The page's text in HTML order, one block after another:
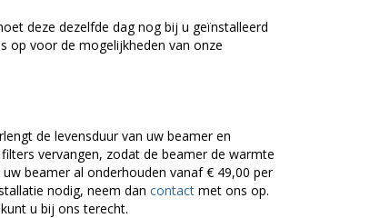
deze dezelfde dag nog bij u geïnstalleerd
op voor de mogelijkheden van onze
de levensduur van uw beamer en
vervangen, zodat de beamer de warmte
beamer al onderhouden vanaf € 49,00 per
nodig, neem dan contact met ons op.
u bij ons terecht.